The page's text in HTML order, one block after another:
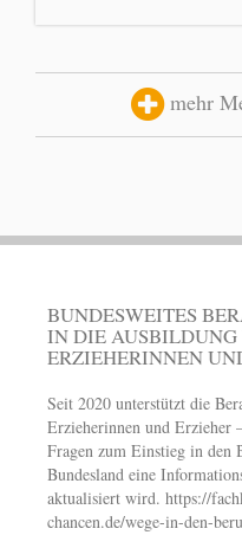
mehr
BUNDESWEITES
IN DIE AUSBILDUNG
ERZIEHERINNEN
Seit 2020 unterstützt die
Erzieherinnen und Erzieher
Fragen zum Einstieg in
Bundesland eine
aktualisiert wird. https://
chancen.de/wege-in-den-